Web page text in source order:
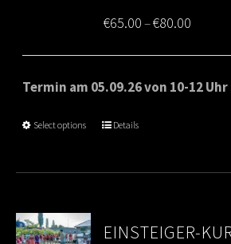
€65.00–€80.00
range:
€65.00
Termin am 05.09.26 von 10-12 Uhr
Select options Details
EINSTEIGER-